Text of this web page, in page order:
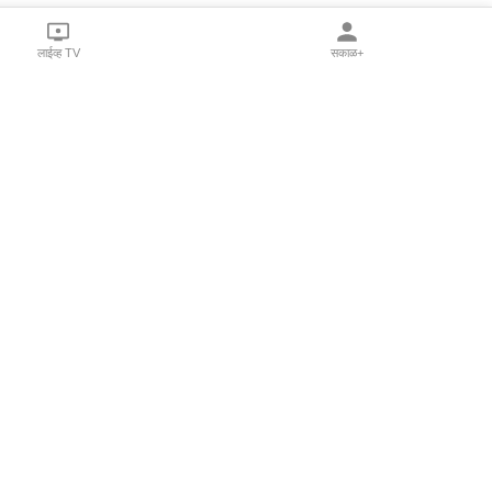
लाईव्ह TV सकाळ+